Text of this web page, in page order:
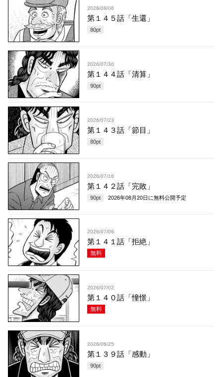
2026/08/06
第１４５話「生還」
80pt
2026/07/30
第１４４話「清算」
90pt
2026/07/23
第１４３話「節目」
80pt
2026/07/16
第１４２話「完敗」
90pt 2026年08月20日 に無料公開予定
2026/07/09
第１４１話「拒絶」
無料
2026/07/02
第１４０話「憧憬」
無料
2026/06/25
第１３９話「感動」
90pt